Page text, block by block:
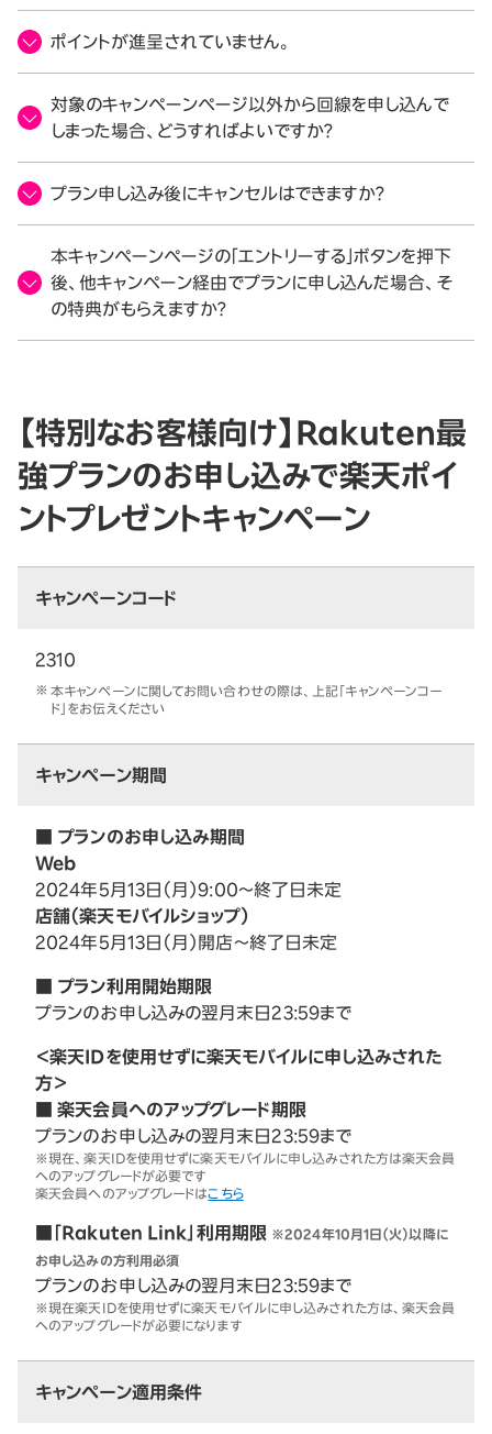
ポイントが進呈されていません。
対象のキャンペーンページ以外から回線を申し込んで
しまった場合、どうすればよいですか？
プラン申し込み後にキャンセルはできますか？
本キャンペーンページの「エントリーする」ボタンを押下
後、他キャンペーン経由でプランに申し込んだ場合、そ
の特典がもらえますか？
【特別なお客様向け】Rakuten最
強プランのお申し込みで楽天ポイ
ントプレゼントキャンペーン
キャンペーンコード
2310
本キャンペーンに関してお問い合わせの際は、上記「キャンペーンコー
ド」をお伝えください
キャンペーン期間
■ プランのお申し込み期間
Web
2024年5月13日（月）9:00～終了日未定
店舗（楽天モバイルショップ）
2024年5月13日（月）開店～終了日未定
■ プラン利用開始期限
プランのお申し込みの翌月末日23:59まで
＜楽天IDを使用せずに楽天モバイルに申し込みされた
方＞
■ 楽天会員へのアップグレード期限
プランのお申し込みの翌月末日23:59まで
※現在、楽天IDを使用せずに楽天モバイルに申し込みされた方は楽天会員
へのアップグレードが必要です
楽天会員へのアップグレードはこちら
■「Rakuten Link」利用期限 ※2024年10月1日（火）以降に
お申し込みの方利用必須
プランのお申し込みの翌月末日23:59まで
※現在楽天IDを使用せずに楽天モバイルに申し込みされた方は、楽天会員
へのアップグレードが必要になります
キャンペーン適用条件